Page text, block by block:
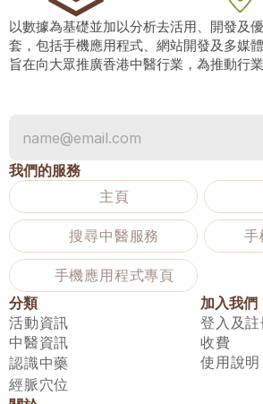
以數據為基礎並加以分析去活用、開發及
套，包括手機應用程式、網站開發及多媒體
旨在向大眾推廣香港中醫行業，為推動行業
我們的服務
主頁
搜尋中醫服務 手
手機應用程式專頁
分類
活動資訊
中醫資訊
認識中藥
經脈穴位
加入我們
登入及註
收費
使用說明